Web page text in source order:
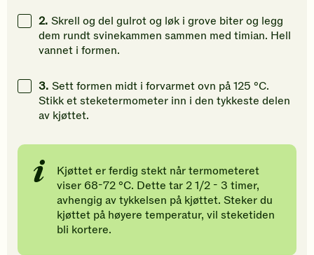
2. Skrell og del gulrot og løk i grove biter og legg
dem rundt svinekammen sammen med timian. Hell
vannet i formen.
3. Sett formen midt i forvarmet ovn på 125 °C.
Stikk et steketermometer inn i den tykkeste delen
av kjøttet.
Kjøttet er ferdig stekt når termometeret
viser 68-72 °C. Dette tar 2 1/2 - 3 timer,
avhengig av tykkelsen på kjøttet. Steker du
kjøttet på høyere temperatur, vil steketiden
bli kortere.